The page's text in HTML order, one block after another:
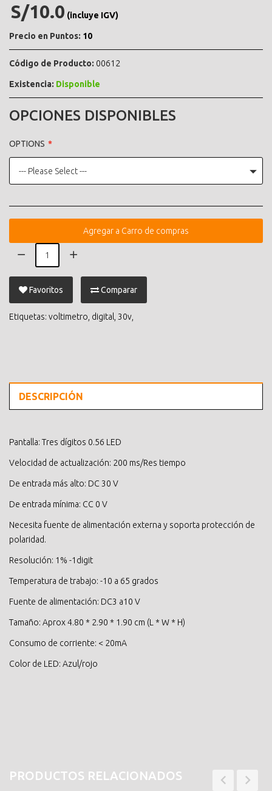
S/10.0 (incluye IGV)
Precio en Puntos: 10
Código de Producto: 00612
Existencia: Disponible
OPCIONES DISPONIBLES
OPTIONS
--- Please Select ---
Agregar a Carro de compras
Favoritos Comparar
Etiquetas: voltimetro digital 30v
DESCRIPCIÓN
Pantalla: Tres dígitos 0.56 LED
Velocidad de actualización: 200 ms/Res tiempo
De entrada más alto: DC 30 V
De entrada mínima: CC 0 V
Necesita fuente de alimentación externa y soporta protección de
polaridad.
Resolución: 1% -1digit
Temperatura de trabajo: -10 a 65 grados
Fuente de alimentación: DC3 a10 V
Tamaño: Aprox 4.80 * 2.90 * 1.90 cm (L * W * H)
Consumo de corriente: < 20mA
Color de LED: Azul/rojo
PRODUCTOS RELACIONADOS